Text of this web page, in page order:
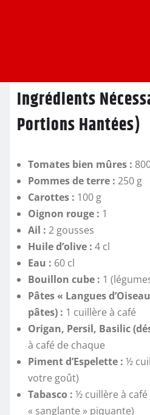
Ingrédients
Portions Hantées)
Tomates bien mûres :
Pommes de terre : 250 g
Carottes : 100 g
Oignon rouge : 1
Ail : 2 gousses
Huile d’olive : 4 cl
Eau : 60 cl
Bouillon cube : 1
Pâtes « Langues
pâtes) : 1 cuillère à café
Origan, Persil, Basilic
à café de chaque
Piment d’Espelette : ½
votre goût)
Tabasco : ½ cuillère à
« sanglante » piquante)